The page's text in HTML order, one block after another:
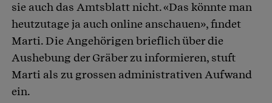
sie auch das Amtsblatt nicht. «Das könnte man
heutzutage ja auch online anschauen», findet
Marti. Die Angehörigen brieflich über die
Aushebung der Gräber zu informieren, stuft
Marti als zu grossen administrativen Aufwand
ein.